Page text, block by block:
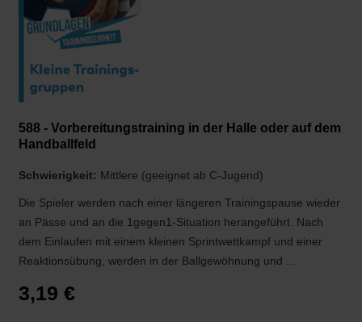
588 - Vorbereitungstraining in der Halle oder auf dem
Handballfeld
Schwierigkeit: Mittlere (geeignet ab C-Jugend)
Die Spieler werden nach einer längeren Trainingspause wieder
an Pässe und an die 1gegen1-Situation herangeführt. Nach
dem Einlaufen mit einem kleinen Sprintwettkampf und einer
Reaktionsübung, werden in der Ballgewöhnung und ...
3,19 €